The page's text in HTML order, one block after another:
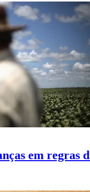
em regras